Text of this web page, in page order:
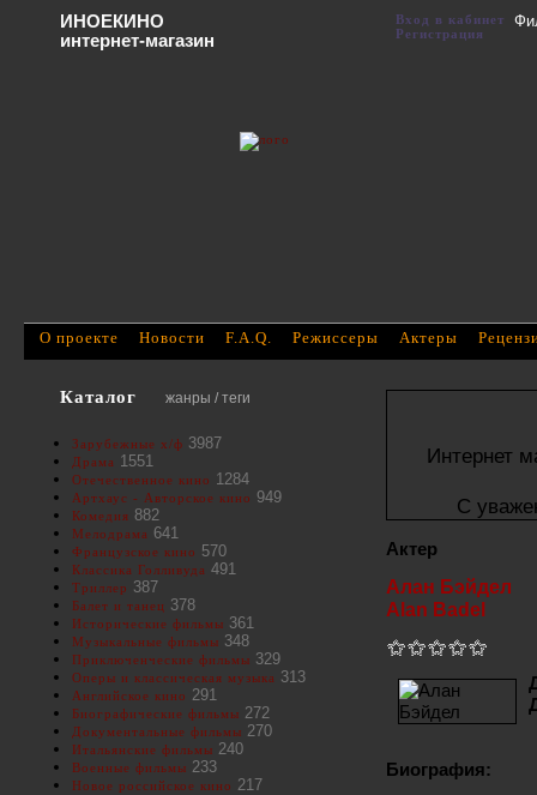
Интернет
С
Актер
Алан Бэйдел
Alan Badel
Биография:
Каталог жанры / теги
Зарубежные х/ф 3987
Драма 1551
Отечественное кино 1284
Артхаус - Авторское кино 949
Комедия 882
Мелодрама 641
Французское кино 570
Классика Голливуда 491
Триллер 387
Балет и танец 378
Исторические фильмы 361
Музыкальные фильмы 348
Приключенческие фильмы 329
Оперы и классическая музыка 313
Английское кино 291
Биографические фильмы 272
Документальные фильмы 270
Итальянские фильмы 240
Военные фильмы 233
Новое российское кино 217
О проекте Новости F.A.Q. Режиссеры Актеры
ИНОЕКИНО
интернет-магазин
Вход в кабинет
Регистрация